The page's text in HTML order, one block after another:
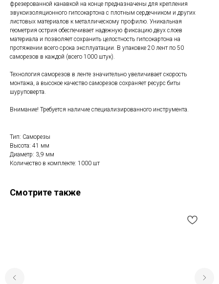
фрезерованной канавкой на конце предназначены для крепления
звукоизоляционного гипсокартона с плотным сердечником и других
листовых материалов к металлическому профилю. Уникальная
геометрия острия обеспечивает надежную фиксацию двух слоев
материала и позволяет сохранить целостность гипсокартона на
протяжении всего срока эксплуатации. В упаковке 20 лент по 50
саморезов в каждой (всего 1000 штук).
Технология саморезов в ленте значительно увеличивает скорость
монтажа, а высокое качество саморезов сохраняет ресурс биты
шуруповерта.
Внимание! Требуется наличие специализированного инструмента.
Тип: Саморезы
Высота: 41 мм
Диаметр: 3,9 мм
Количество в комплекте: 1000 шт
Смотрите также